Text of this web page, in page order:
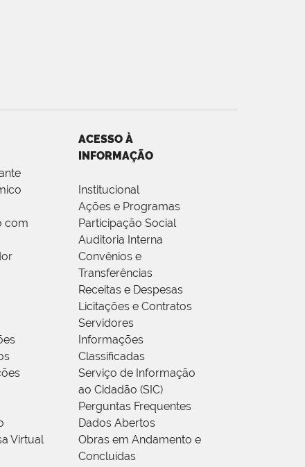
com
Virtual
ACESSO À
INFORMAÇÃO
Institucional
Ações e Programas
Participação Social
Auditoria Interna
Convênios e
Transferências
Receitas e Despesas
Licitações e Contratos
Servidores
Informações
Classificadas
Serviço de Informação
ao Cidadão (SIC)
Perguntas Frequentes
Dados Abertos
Obras em Andamento e
Concluídas